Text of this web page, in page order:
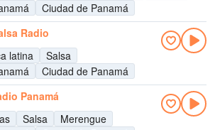
Ciudad de Panamá
Radio
latina
Salsa
Ciudad de Panamá
Panamá
Salsa
Merengue